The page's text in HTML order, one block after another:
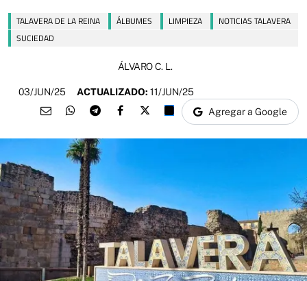
TALAVERA DE LA REINA ÁLBUMES LIMPIEZA
NOTICIAS TALAVERA
SUCIEDAD
ÁLVARO C. L.
03/JUN/25 ACTUALIZADO: 11/JUN/25
Agregar a Google